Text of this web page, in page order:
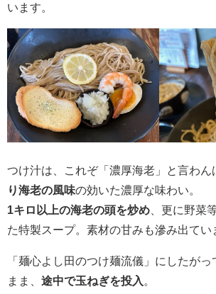
います。
つけ汁は、これぞ「濃厚海老」と言わん
り海老の風味の効いた濃厚な味わい。
1キロ以上の海老の頭を炒め 、更に野菜
た特製スープ。素材の甘みも滲み出てい
「麺心よし田のつけ麺流儀」にしたが
まま、 途中で玉ねぎを投入